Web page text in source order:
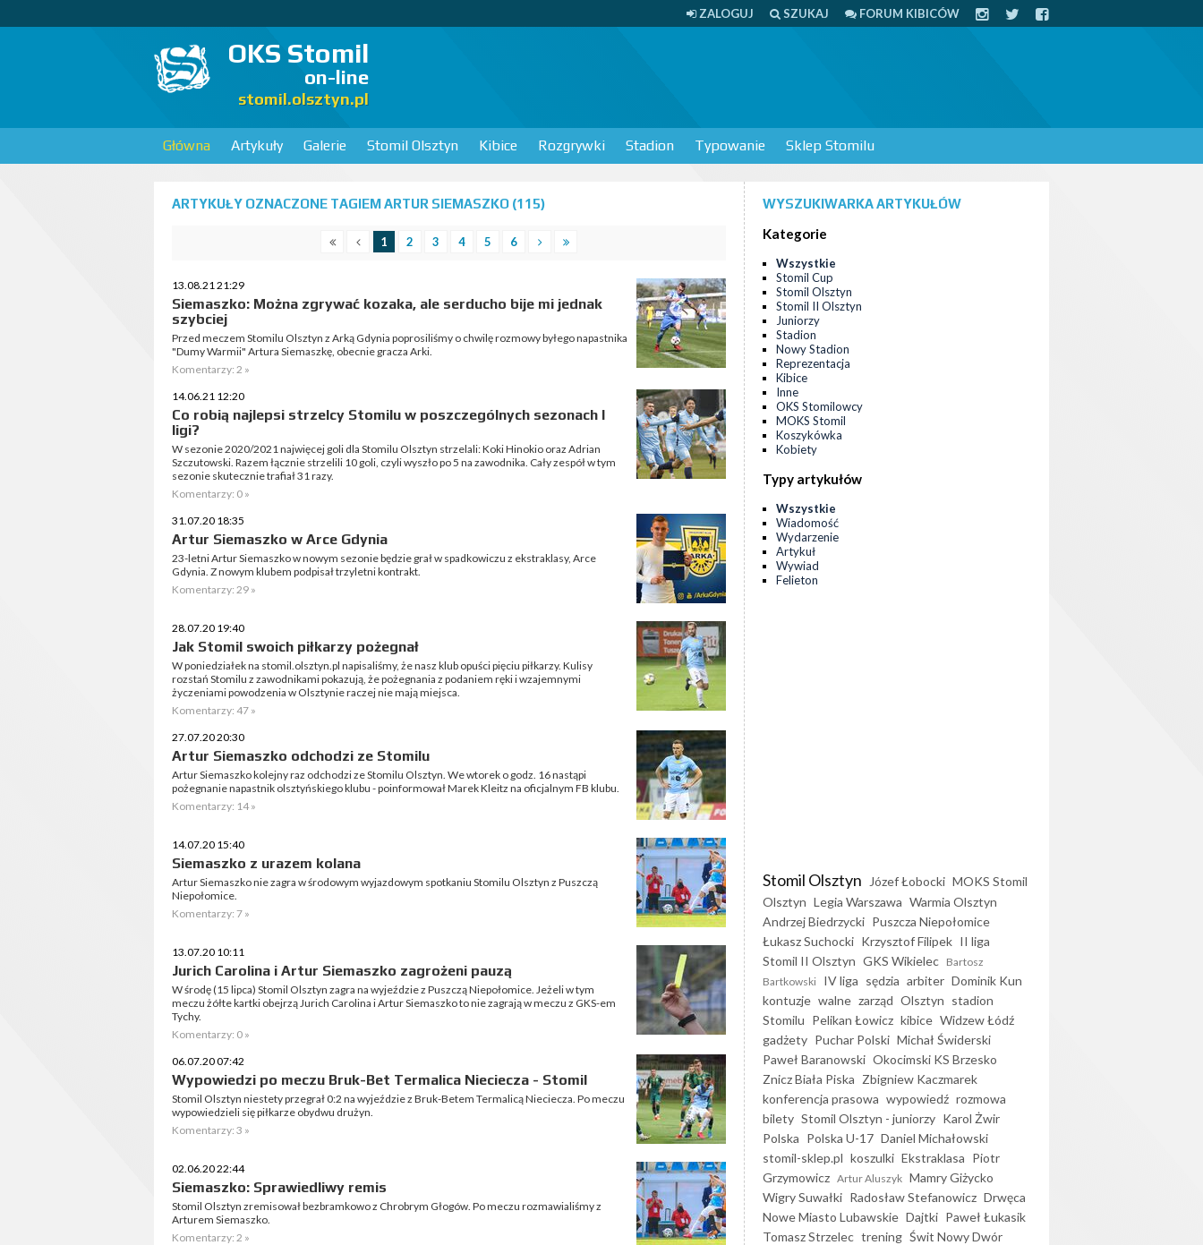
ZALOGUJ SZUKAJ FORUM KIBICÓW
OKS Stomil
on-line
stomil.olsztyn.pl
Główna Artykuły Galerie Stomil Olsztyn Kibice Rozgrywki Stadion Typowanie Sklep Stomilu
ARTYKUŁY OZNACZONE TAGIEM ARTUR SIEMASZKO (115)
1 2 3 4 5 6
13.08.21 21:29
Siemaszko: Można zgrywać kozaka, ale serducho bije mi jednak
szybciej
Przed meczem Stomilu Olsztyn z Arką Gdynia poprosiliśmy o chwilę rozmowy byłego napastnika
"Dumy Warmii" Artura Siemaszkę, obecnie gracza Arki.
Komentarzy: 2 »
14.06.21 12:20
Co robią najlepsi strzelcy Stomilu w poszczególnych sezonach I
ligi?
W sezonie 2020/2021 najwięcej goli dla Stomilu Olsztyn strzelali: Koki Hinokio oraz Adrian
Szczutowski. Razem łącznie strzelili 10 goli, czyli wyszło po 5 na zawodnika. Cały zespół w tym
sezonie skutecznie trafiał 31 razy.
Komentarzy: 0 »
31.07.20 18:35
Artur Siemaszko w Arce Gdynia
23-letni Artur Siemaszko w nowym sezonie będzie grał w spadkowiczu z ekstraklasy, Arce
Gdynia. Z nowym klubem podpisał trzyletni kontrakt.
Komentarzy: 29 »
28.07.20 19:40
Jak Stomil swoich piłkarzy pożegnał
W poniedziałek na stomil.olsztyn.pl napisaliśmy, że nasz klub opuści pięciu piłkarzy. Kulisy
rozstań Stomilu z zawodnikami pokazują, że pożegnania z podaniem ręki i wzajemnymi
życzeniami powodzenia w Olsztynie raczej nie mają miejsca.
Komentarzy: 47 »
27.07.20 20:30
Artur Siemaszko odchodzi ze Stomilu
Artur Siemaszko kolejny raz odchodzi ze Stomilu Olsztyn. We wtorek o godz. 16 nastąpi
pożegnanie napastnik olsztyńskiego klubu - poinformował Marek Kleitz na oficjalnym FB klubu.
Komentarzy: 14 »
14.07.20 15:40
Siemaszko z urazem kolana
Artur Siemaszko nie zagra w środowym wyjazdowym spotkaniu Stomilu Olsztyn z Puszczą
Niepołomice.
Komentarzy: 7 »
13.07.20 10:11
Jurich Carolina i Artur Siemaszko zagrożeni pauzą
W środę (15 lipca) Stomil Olsztyn zagra na wyjeździe z Puszczą Niepołomice. Jeżeli w tym
meczu żółte kartki obejrzą Jurich Carolina i Artur Siemaszko to nie zagrają w meczu z GKS-em
Tychy.
Komentarzy: 0 »
06.07.20 07:42
Wypowiedzi po meczu Bruk-Bet Termalica Nieciecza - Stomil
Stomil Olsztyn niestety przegrał 0:2 na wyjeździe z Bruk-Betem Termalicą Nieciecza. Po meczu
wypowiedzieli się piłkarze obydwu drużyn.
Komentarzy: 3 »
02.06.20 22:44
Siemaszko: Sprawiedliwy remis
Stomil Olsztyn zremisował bezbramkowo z Chrobrym Głogów. Po meczu rozmawialiśmy z
Arturem Siemaszko.
Komentarzy: 2 »
WYSZUKIWARKA ARTYKUŁÓW
Kategorie
Wszystkie
Stomil Cup
Stomil Olsztyn
Stomil II Olsztyn
Juniorzy
Stadion
Nowy Stadion
Reprezentacja
Kibice
Inne
OKS Stomilowcy
MOKS Stomil
Koszykówka
Kobiety
Typy artykułów
Wszystkie
Wiadomość
Wydarzenie
Artykuł
Wywiad
Felieton
Stomil Olsztyn Józef Łobocki MOKS Stomil
Olsztyn Legia Warszawa Warmia Olsztyn
Andrzej Biedrzycki Puszcza Niepołomice
Łukasz Suchocki Krzysztof Filipek II liga
Stomil II Olsztyn GKS Wikielec Bartosz
Bartkowski IV liga sędzia arbiter Dominik Kun
kontuzje walne zarząd Olsztyn stadion
Stomilu Pelikan Łowicz kibice Widzew Łódź
gadżety Puchar Polski Michał Świderski
Paweł Baranowski Okocimski KS Brzesko
Znicz Biała Piska Zbigniew Kaczmarek
konferencja prasowa wypowiedź rozmowa
bilety Stomil Olsztyn - juniorzy Karol Żwir
Polska Polska U-17 Daniel Michałowski
stomil-sklep.pl koszulki Ekstraklasa Piotr
Grzymowicz Artur Aluszyk Mamry Giżycko
Wigry Suwałki Radosław Stefanowicz Drwęca
Nowe Miasto Lubawskie Dajtki Paweł Łukasik
Tomasz Strzelec trening Świt Nowy Dwór